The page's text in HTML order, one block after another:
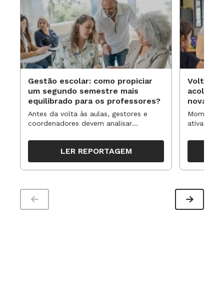
Gestão escolar: como propiciar
um segundo semestre mais
equilibrado para os professores?
Antes da volta às aulas, gestores e
coordenadores devem analisar
organizar ações para orientar o
trabalho pedagógico ao longo do
período
LER REPORTAGEM
Volta às
novas
ativa
propostas